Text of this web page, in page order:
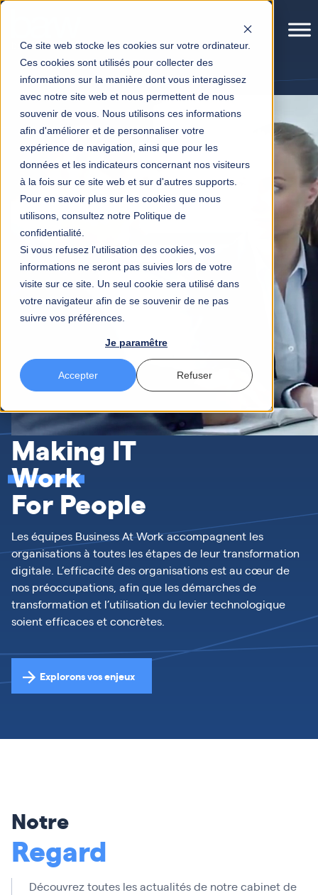
Ce site web stocke les cookies sur votre ordinateur.
Ces cookies sont utilisés pour collecter des
informations sur la manière dont vous interagissez
avec notre site web et nous permettent de nous
souvenir de vous. Nous utilisons ces informations
afin d'améliorer et de personnaliser votre
expérience de navigation, ainsi que pour les
données et les indicateurs concernant nos visiteurs
à la fois sur ce site web et sur d'autres supports.
Pour en savoir plus sur les cookies que nous
utilisons, consultez notre Politique de
confidentialité.
Si vous refusez l'utilisation des cookies, vos
informations ne seront pas suivies lors de votre
visite sur ce site. Un seul cookie sera utilisé dans
votre navigateur afin de se souvenir de ne pas
suivre vos préférences.
Je paramêtre
Accepter Refuser
Making IT
Work
For People
Les équipes Business At Work accompagnent les
organisations à toutes les étapes de leur transformation
digitale. ​L’efficacité des organisations est au cœur de
nos préoccupations, afin que les démarches de
transformation et l’utilisation du levier technologique
soient efficaces et concrètes.
Explorons vos enjeux
Notre
Regard
Découvrez toutes les actualités de notre cabinet de